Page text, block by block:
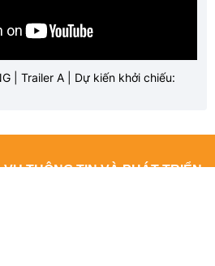
| Trailer A | Dự kiến khởi chiếu:
THÔNG TIN VÀ PHÁT TRIỂN